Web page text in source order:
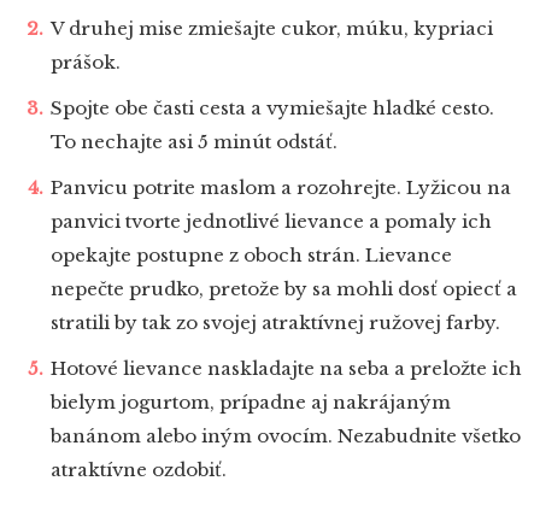
V druhej mise zmiešajte cukor, múku, kypriaci
prášok.
Spojte obe časti cesta a vymiešajte hladké cesto.
To nechajte asi 5 minút odstáť.
Panvicu potrite maslom a rozohrejte. Lyžicou na
panvici tvorte jednotlivé lievance a pomaly ich
opekajte postupne z oboch strán. Lievance
nepečte prudko, pretože by sa mohli dosť opiecť a
stratili by tak zo svojej atraktívnej ružovej farby.
Hotové lievance naskladajte na seba a preložte ich
bielym jogurtom, prípadne aj nakrájaným
banánom alebo iným ovocím. Nezabudnite všetko
atraktívne ozdobiť.